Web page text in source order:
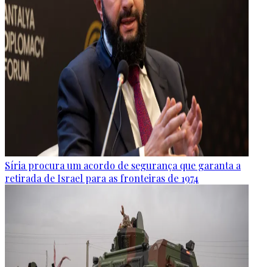
Síria procura um acordo de segurança que garanta a
retirada de Israel para as fronteiras de 1974